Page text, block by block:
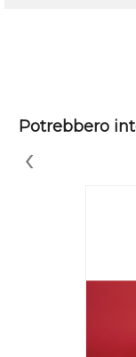
Potrebbero
‹